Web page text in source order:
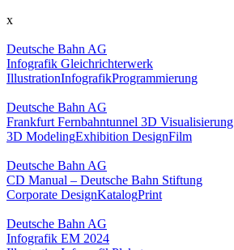
x
Deutsche Bahn AG
Infografik Gleichrichterwerk
IllustrationInfografikProgrammierung
Deutsche Bahn AG
Frankfurt Fernbahntunnel 3D Visualisierung
3D ModelingExhibition DesignFilm
Deutsche Bahn AG
CD Manual – Deutsche Bahn Stiftung
Corporate DesignKatalogPrint
Deutsche Bahn AG
Infografik EM 2024